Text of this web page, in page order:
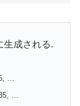
生成される.
…
…